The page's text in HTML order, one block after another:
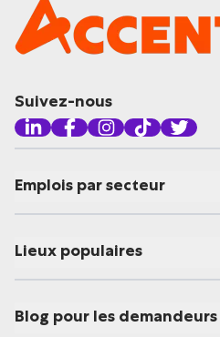
Suivez-nous
Emplois par secteur
Lieux populaires
Blog pour les